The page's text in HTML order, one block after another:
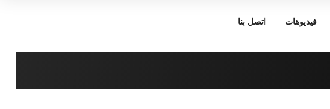
فيديوهات اتصل بنا